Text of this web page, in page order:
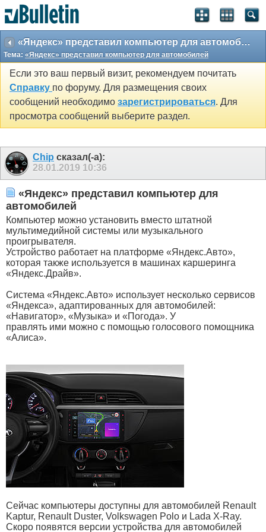
«Яндекс» представил компьютер для автомобилей
Тема: «Яндекс» представил компьютер для автомобилей
Если это ваш первый визит, рекомендуем почитать
Справку по форуму. Для размещения своих
сообщений необходимо зарегистрироваться. Для
просмотра сообщений выберите раздел.
Chip сказал(-а):
28.01.2019 10:36
«Яндекс» представил компьютер для
автомобилей
Компьютер можно установить вместо штатной
мультимедийной системы или музыкального
проигрывателя.
Устройство работает на платформе «Яндекс.Авто»,
которая также используется в машинах каршеринга
«Яндекс.Драйв».
Система «Яндекс.Авто» использует несколько сервисов
«Яндекса», адаптированных для автомобилей:
«Навигатор», «Музыка» и «Погода». У
правлять ими можно с помощью голосового помощника
«Алиса».
Сейчас компьютеры доступны для автомобилей Renault
Kaptur, Renault Duster, Volkswagen Polo и Lada X-Ray.
Скоро появятся версии устройства для автомобилей